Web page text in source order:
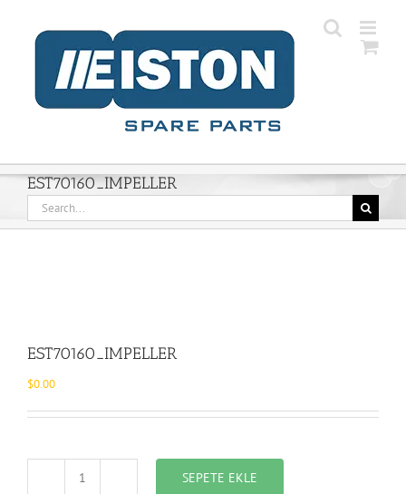
content
EST70160_IMPELLER
Search
for:
EST70160_IMPELLER
$0.00
EST70160_IMPELLERSEPETE EKLE